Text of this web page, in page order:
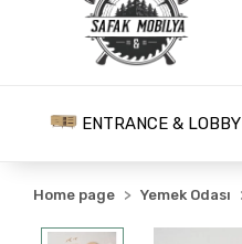
ENTRANCE & LOBBY
Home page Yemek Odası